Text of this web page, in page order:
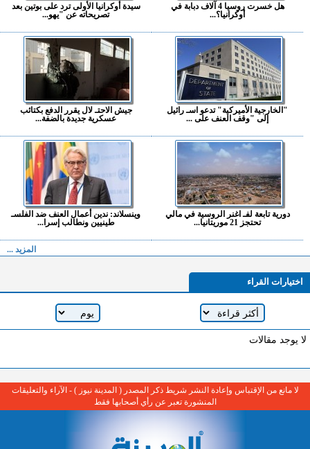
هل خسرت روسيا 4 آلاف دبابة في
أوكرانيا؟...
سيدة أوكرانيا الأولى ترد على بوتين بعد
تصريحاته عن "يهو...
"الخارجية الأميركية" تدعو اسـ رائيل
إلى "وقف العنف على ...
جيش الاحتـ لال يقرر الدفع بكتائب
عسكرية جديدة بالضفة...
دورية تابعة لفـ اغنر الروسية في مالي
تحتجز 21 موريتانيا...
وينسلاند: ندين أعمال العنف ضد الفلسـ
طينيين ونطالب إسرا...
المزيد ...
اختيارات القراء
لا يوجد مقالات
لا مانع من الإقتباس وإعادة النشر شريط ذكر المصدر ( المدينة نيوز ) - الآراء والتعليقات
المنشورة تعبر عن رأي أصحابها فقط